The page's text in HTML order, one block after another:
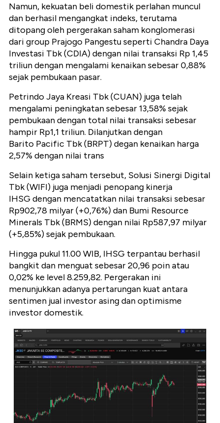
Namun, kekuatan beli domestik perlahan muncul
dan berhasil mengangkat indeks, terutama
ditopang oleh pergerakan saham konglomerasi
dari group Prajogo Pangestu seperti Chandra Daya
Investasi Tbk (CDIA) dengan nilai transaksi Rp 1,45
triliun dengan mengalami kenaikan sebesar 0,88%
sejak pembukaan pasar.
Petrindo Jaya Kreasi Tbk (CUAN) juga telah
mengalami peningkatan sebesar 13,58% sejak
pembukaan dengan total nilai transaksi sebesar
hampir Rp1,1 triliun. Dilanjutkan dengan
Barito Pacific Tbk (BRPT) degan kenaikan harga
2,57% dengan nilai trans
Selain ketiga saham tersebut, Solusi Sinergi Digital
Tbk (WIFI) juga menjadi penopang kinerja
IHSG dengan mencatatkan nilai transaksi sebesar
Rp902,78 milyar (+0,76%) dan Bumi Resource
Minerals Tbk (BRMS) dengan nilai Rp587,97 milyar
(+5,85%) sejak pembukaan.
Hingga pukul 11.00 WIB, IHSG terpantau berhasil
bangkit dan menguat sebesar 20,96 poin atau
0,02% ke level 8.259,82. Pergerakan ini
menunjukkan adanya pertarungan kuat antara
sentimen jual investor asing dan optimisme
investor domestik.